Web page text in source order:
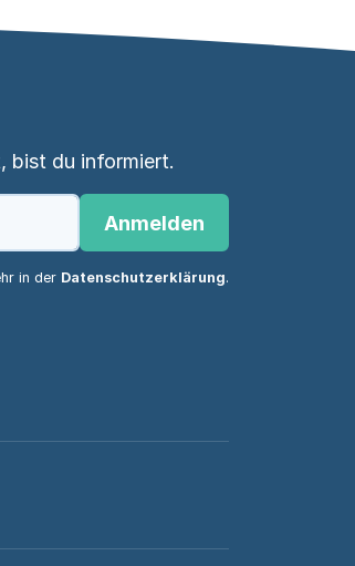
bist du informiert.
Anmelden
in der Datenschutzerklärung.